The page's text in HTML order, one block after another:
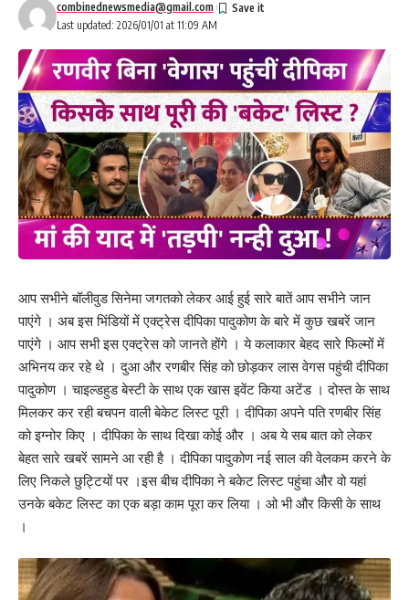
Last updated: 2026/01/01 at 11:09 AM
combinednewsmedia@gmail.com
आप सभीने बॉलीवुड सिनेमा जगतको लेकर आई हुई सारे बातें आप सभीने जान
पाएंगे । अब इस भिंडियों में एक्ट्रेस दीपिका पादुकोण के बारे में कुछ खबरें जान
पाएंगे । आप सभी इस एक्ट्रेस को जानते होंगे । ये कलाकार बेहद सारे फिल्मों में
अभिनय कर रहे थे । दुआ और रणबीर सिंह को छोड़कर लास वेगस पहुंची दीपिका
पादुकोण । चाइल्डहुड बेस्टी के साथ एक खास इवेंट किया अटेंड । दोस्त के साथ
मिलकर कर रही बचपन वाली बेकेट लिस्ट पूरी । दीपिका अपने पति रणबीर सिंह
को इग्नोर किए । दीपिका के साथ दिखा कोई और । अब ये सब बात को लेकर
बेहत सारे खबरें सामने आ रही है । दीपिका पादुकोण नई साल की वेलकम करने के
लिए निकले छुट्टियों पर ।इस बीच दीपिका ने बकेट लिस्ट पहुंचा और वो यहां
उनके बकेट लिस्ट का एक बड़ा काम पूरा कर लिया । ओ भी और किसी के साथ
।